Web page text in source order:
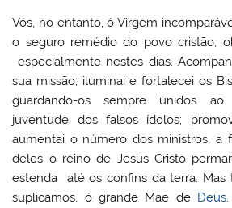
Vós, no entanto, ó Virgem
o seguro remédio do povo cristão,
especialmente nestes dias.
sua missão; iluminai e fortalecei os
guardando-os sempre unidos
juventude dos falsos ídolos;
aumentai o número dos ministros,
deles o reino de Jesus Cristo
estenda até os confins da terra. Mas
suplicamos, ó grande Mãe de Deus